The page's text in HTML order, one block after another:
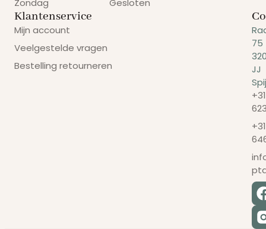
Zondag Gesloten
Klantenservice
Mijn account
Veelgestelde vragen
Bestelling retourneren
75
JJ